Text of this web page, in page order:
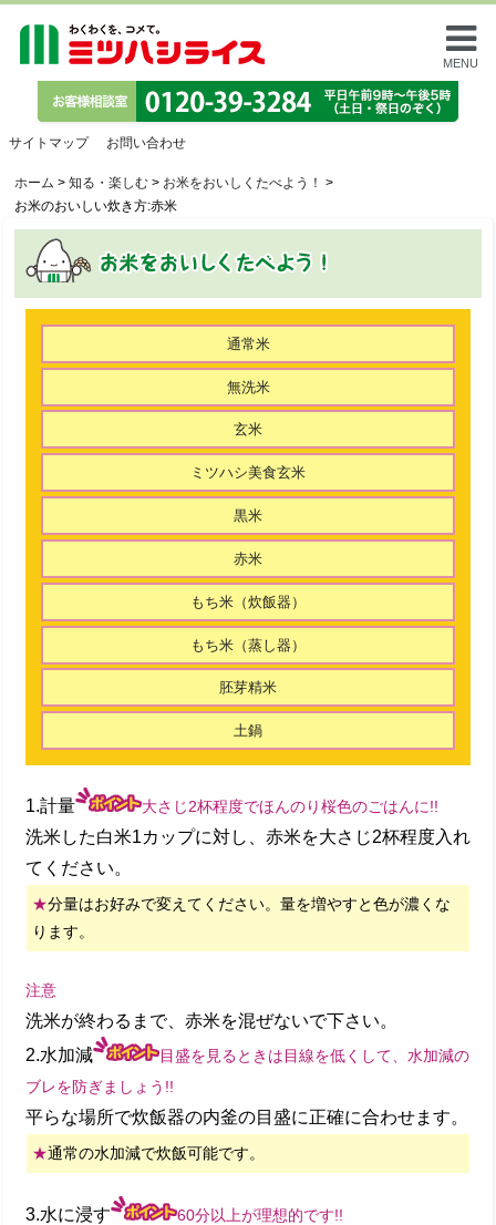
MENU
サイトマップ お問い合わせ
ホーム > 知る・楽しむ > お米をおいしくたべよう！ >
お米のおいしい炊き方:赤米
通常米
無洗米
玄米
ミツハシ美食玄米
黒米
赤米
もち米（炊飯器）
もち米（蒸し器）
胚芽精米
土鍋
1.計量 大さじ2杯程度でほんのり桜色のごはんに!!
洗米した白米1カップに対し、赤米を大さじ2杯程度入れ
てください。
★分量はお好みで変えてください。量を増やすと色が濃くな
ります。
注意
洗米が終わるまで、赤米を混ぜないで下さい。
2.水加減
目盛を見るときは目線を低くして、水加減の
ブレを防ぎましょう!!
平らな場所で炊飯器の内釜の目盛に正確に合わせます。
★通常の水加減で炊飯可能です。
3.水に浸す 60分以上が理想的です!!